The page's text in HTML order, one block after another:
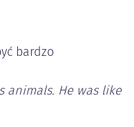
bardzo
animals. He was like